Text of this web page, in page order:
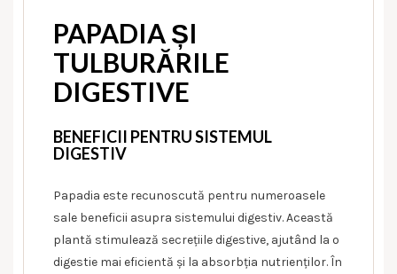
PAPADIA ȘI
TULBURĂRILE
DIGESTIVE
BENEFICII PENTRU SISTEMUL
DIGESTIV
Papadia este recunoscută pentru numeroasele
sale beneficii asupra sistemului digestiv. Această
plantă stimulează secrețiile digestive, ajutând la o
digestie mai eficientă și la absorbția nutrienților. În